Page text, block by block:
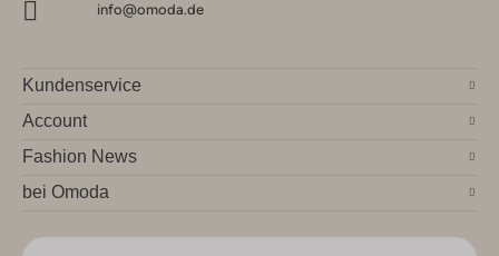
info@omoda.de
Kundenservice
Account
Fashion News
bei Omoda